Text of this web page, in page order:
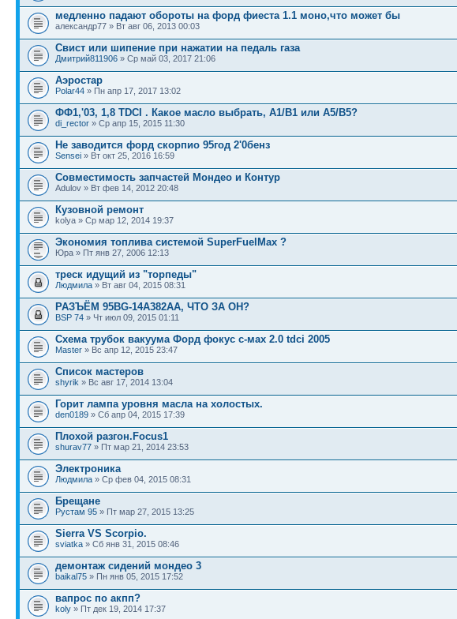
медленно падают обороты на форд фиеста 1.1 моно,что может бы
александр77 » Вт авг 06, 2013 00:03
Свист или шипение при нажатии на педаль газа
Дмитрий811906 » Ср май 03, 2017 21:06
Аэростар
Polar44 » Пн апр 17, 2017 13:02
ФФ1,'03, 1,8 TDCI . Какое масло выбрать, А1/В1 или А5/В5?
di_rector » Ср апр 15, 2015 11:30
Не заводится форд скорпио 95год 2'0бенз
Sensei » Вт окт 25, 2016 16:59
Совместимость запчастей Мондео и Контур
Adulov » Вт фев 14, 2012 20:48
Кузовной ремонт
kolya » Ср мар 12, 2014 19:37
Экономия топлива системой SuperFuelMax ?
Юра » Пт янв 27, 2006 12:13
треск идущий из "торпеды"
Людмила » Вт авг 04, 2015 08:31
РАЗЪЁМ 95BG-14A382AA, ЧТО ЗА ОН?
BSP 74 » Чт июл 09, 2015 01:11
Схема трубок вакуума Форд фокус с-мах 2.0 tdci 2005
Master » Вс апр 12, 2015 23:47
Список мастеров
shyrik » Вс авг 17, 2014 13:04
Горит лампа уровня масла на холостых.
den0189 » Сб апр 04, 2015 17:39
Плохой разгон.Focus1
shurav77 » Пт мар 21, 2014 23:53
Электроника
Людмила » Ср фев 04, 2015 08:31
Брещане
Рустам 95 » Пт мар 27, 2015 13:25
Sierra VS Scorpio.
sviatka » Сб янв 31, 2015 08:46
демонтаж сидений мондео 3
baikal75 » Пн янв 05, 2015 17:52
вапрос по акпп?
koly » Пт дек 19, 2014 17:37